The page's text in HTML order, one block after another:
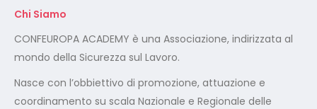
Chi Siamo
CONFEUROPA ACADEMY è una Associazione, indirizzata al
mondo della Sicurezza sul Lavoro.
Nasce con l’obbiettivo di promozione, attuazione e
coordinamento su scala Nazionale e Regionale delle